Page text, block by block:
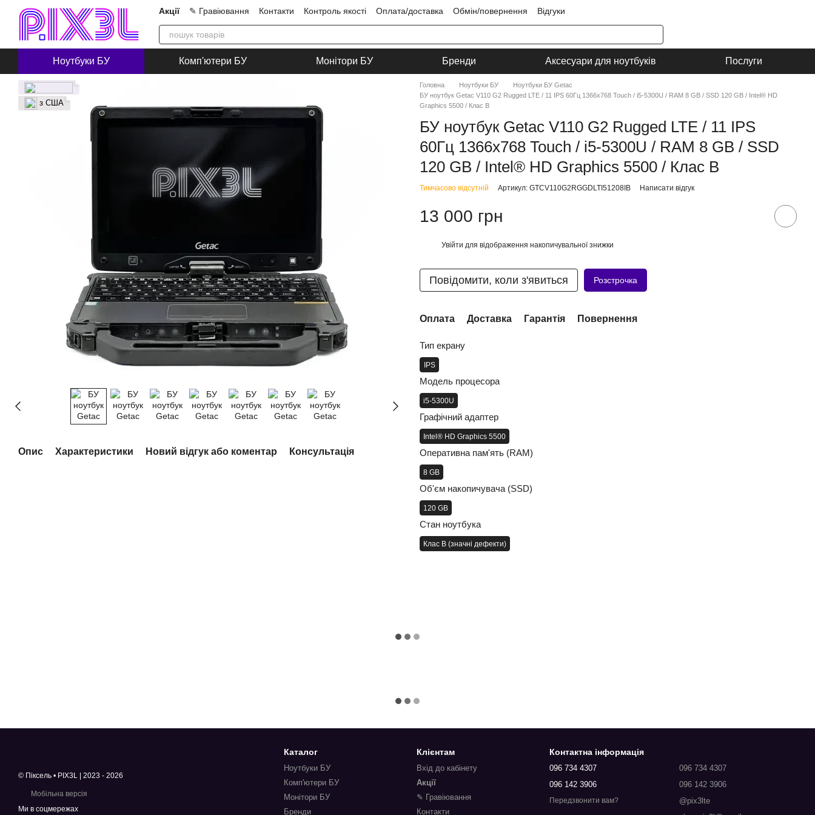
Перейти до основного контенту Акції ✎ Гравіювання Контакти Контроль якості Оплата/доставка Обмін/повернення
Відгуки
Про нас
Блог Співпраця Угода користувача
Ноутбуки БУ Комп'ютери БУ Монітори БУ Бренди Аксесуари для ноутбуків Послуги
з США
Опис Характеристики Новий відгук або коментар Консультація
Головна Ноутбуки БУ
Ноутбуки БУ Getac
БУ ноутбук Getac V110 G2 Rugged LTE / 11 IPS 60Гц 1366x768 Touch / i5-5300U / RAM 8 GB / SSD 120 GB / Intel® HD
Graphics 5500 / Клас B
БУ ноутбук Getac V110 G2 Rugged LTE / 11 IPS
60Гц 1366x768 Touch / i5-5300U / RAM 8 GB / SSD
120 GB / Intel® HD Graphics 5500 / Клас B
Тимчасово відсутній Артикул: GTCV110G2RGGDLTI51208IB Написати відгук
13 000 грн
Увійти для відображення накопичувальної знижки
Повідомити, коли з'явиться Розстрочка
Оплата Доставка Гарантія Повернення
Тип екрану
IPS
Модель процесора
i5-5300U
Графічний адаптер
Intel® HD Graphics 5500
Оперативна пам'ять (RAM)
8 GB
Об'єм накопичувача (SSD)
120 GB
Стан ноутбука
Клас B (значні дефекти)
© Піксель • PIX3L | 2023 - 2026
Мобільна версія
Ми в соцмережах
Каталог
Ноутбуки БУ
Комп'ютери БУ
Монітори БУ
Бренди
Клієнтам
Вхід до кабінету
Акції
✎ Гравіювання
Контакти
Контактна інформація
096 734 4307
096 142 3906
Передзвонити вам?
096 734 4307
096 142 3906
@pix3lte